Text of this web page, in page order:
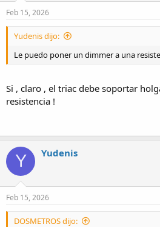
Feb 15, 2026
Yudenis dijo:
Le puedo poner un dimmer a una
Si , claro , el triac debe soportar
resistencia !
Y Yudenis
Feb 15, 2026
DOSMETROS dijo: